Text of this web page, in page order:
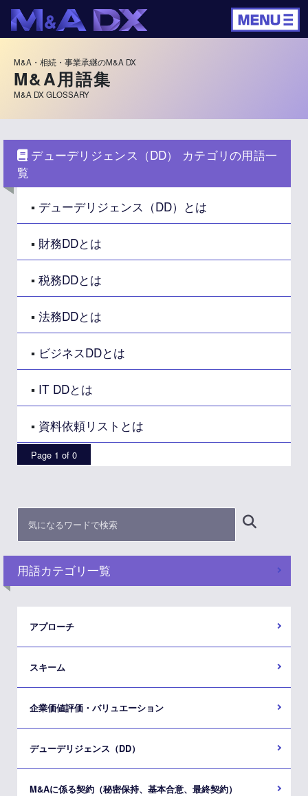
M&A・相続・事業承継のM&A DX
M&A用語集
M&A DX GLOSSARY
デューデリジェンス（DD） カテゴリの用語一
覧
▪ デューデリジェンス（DD）とは
▪ 財務DDとは
▪ 税務DDとは
▪ 法務DDとは
▪ ビジネスDDとは
▪ IT DDとは
▪ 資料依頼リストとは
Page 1 of 0
用語カテゴリ一覧
アプローチ
スキーム
企業価値評価・バリュエーション
デューデリジェンス（DD）
M&Aに係る契約（秘密保持、基本合意、最終契約）